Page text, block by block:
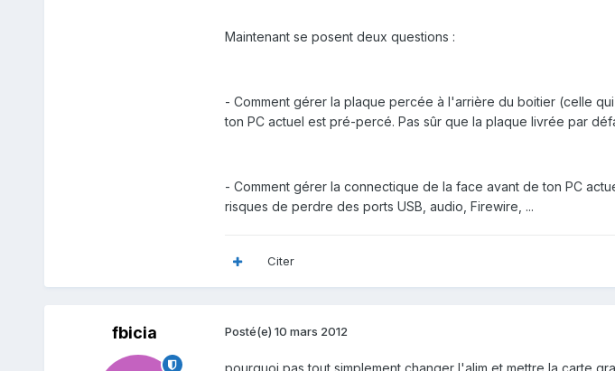
Maintenant se posent deux questions :
- Comment gérer la plaque percée à l'arrière du boitier (celle
ton PC actuel est pré-percé. Pas sûr que la plaque livrée par
- Comment gérer la connectique de la face avant de ton PC
risques de perdre des ports USB, audio, Firewire, ...
Citer
fbicia Posté(e) 10 mars 2012